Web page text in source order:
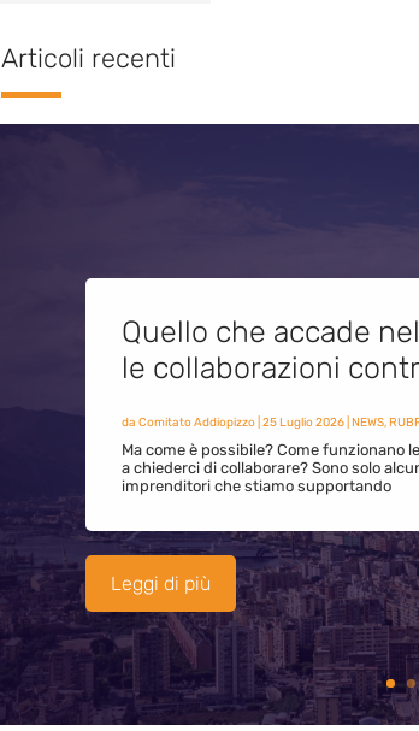
Articoli recenti
Quello che accade
le collaborazioni
da Comitato Addiopizzo| 25 Luglio 2026| NEWS,
Ma come è possibile? Come funzionano
a chiederci di collaborare? Sono solo
imprenditori che stiamo supportando
Leggi di più